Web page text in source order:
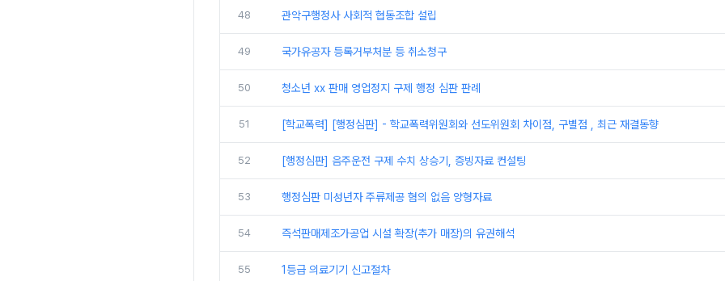
48 관악구행정사 사회적 협동조합 설립
49 국가유공자 등록거부처분 등 취소청구
50 청소년 xx 판매 영업정지 구제 행정 심판 판례
51 [학교폭력] [행정심판] - 학교폭력위원회와 선도위원회 차이점, 구별점 , 최근 재결동향
52 [행정심판] 음주운전 구제 수치 상승기, 증빙자료 컨설팅
53 행정심판 미성년자 주류제공 혐의 없음 양형자료
54 즉석판매제조가공업 시설 확장(추가 매장)의 유권해석
55 1등급 의료기기 신고절차